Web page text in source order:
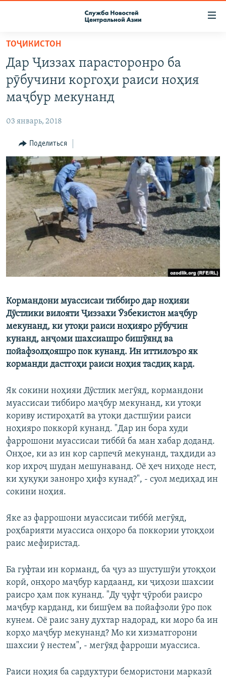
Вернуться
основному
содержанию
Вернутся
главной
навигации
Вернутся
поиску
ПОДПИСКА
КОНТАКТЫ
НАСТОЯЩЕЕ ВРЕМЯ
МИГРАНТ МЕДИА
ТОҶИКИСТОН
Дар Ҷиззах парасторонро ба
рӯбучини коргоҳи раиси ноҳия
маҷбур мекунанд
03 январь, 2018
Поделиться
Кормандони муассисаи тиббиро дар ноҳияи
Дӯстлики вилояти Ҷиззахи Ӯзбекистон маҷбур
мекунанд, ки утоқи раиси ноҳияро рӯбучин
кунанд, анҷоми шахсиашро бишӯянд ва
пойафзолҳояшро пок кунанд. Ин иттилоъро як
корманди дастгоҳи раиси ноҳия тасдиқ кард.
Як сокини ноҳияи Дӯстлик мегӯяд, кормандони
муассисаи тиббиро маҷбур мекунанд, ки утоқи
кориву истироҳатӣ ва утоқи дастшӯии раиси
ноҳияро поккорӣ кунанд. "Дар ин бора худи
фаррошони муассисаи тиббӣ ба ман хабар доданд.
Онҳое, ки аз ин кор сарпечӣ мекунанд, таҳдиди аз
кор ихроҷ шудан мешунаванд. Оё ҳеч ниҳоде нест,
ки ҳуқуқи занонро ҳифз кунад?", - суол медиҳад ин
сокини ноҳия.
Яке аз фаррошони муассисаи тиббӣ мегӯяд,
роҳбарияти муассиса онҳоро ба поккории утоқҳои
раис мефиристад.
Ба гуфтаи ин корманд, ба ҷуз аз шустушӯи утоқҳои
корӣ, онҳоро маҷбур кардаанд, ки ҷиҳози шахсии
раисро ҳам пок кунанд. "Ду ҷуфт ҷӯроби раисро
маҷбур карданд, ки бишӯем ва пойафзоли ӯро пок
кунем. Оё раис зану духтар надорад, ки моро ба ин
корҳо маҷбур мекунанд? Мо ки хизматгорони
шахсии ӯ нестем", - мегӯяд фарроши муассиса.
Раиси ноҳия ба сардухтури бемористони марказӣ